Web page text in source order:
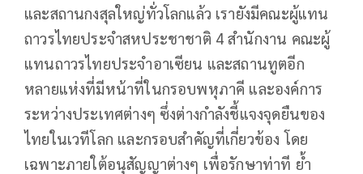
และสถานกงสุลใหญ่ทั่วโลกแล้ว เรายังมีคณะผู้แทน
ถาวรไทยประจำสหประชาชาติ 4 สำนักงาน คณะผู้
แทนถาวรไทยประจำอาเซียน และสถานทูตอีก
หลายแห่งที่มีหน้าที่ในกรอบพหุภาคี และองค์การ
ระหว่างประเทศต่างๆ ซึ่งต่างกำลังชี้แจงจุดยืนของ
ไทยในเวทีโลก และกรอบสำคัญที่เกี่ยวข้อง โดย
เฉพาะภายใต้อนุสัญญาต่างๆ เพื่อรักษาท่าที ย้ำ